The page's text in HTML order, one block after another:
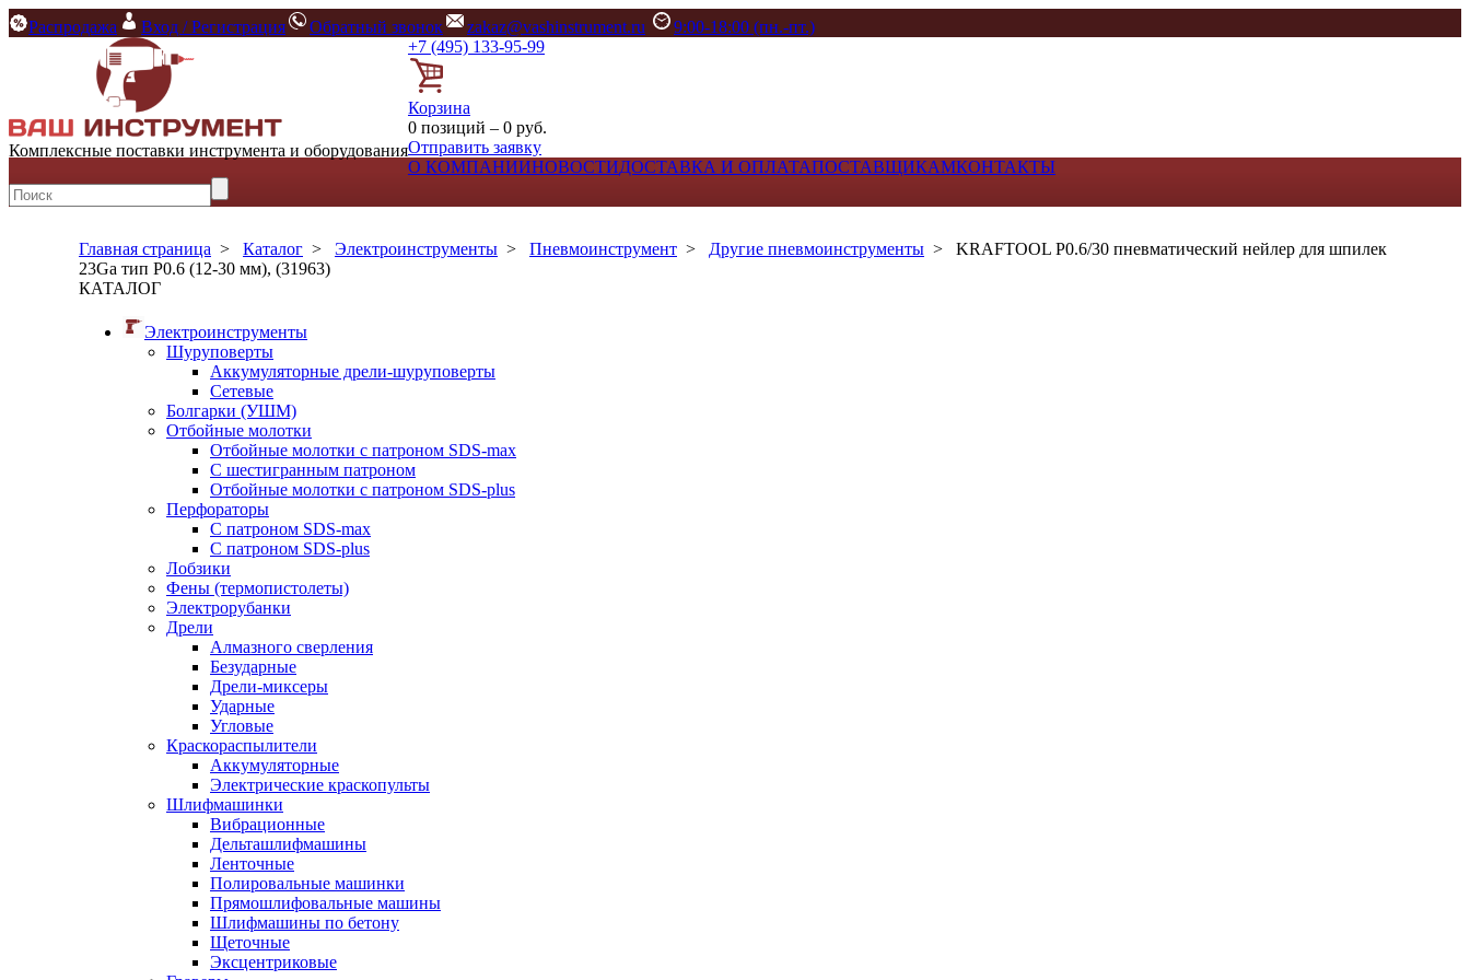
Распродажа Вход / Регистрация Обратный звонок zakaz@vashinstrument.ru 9:00-18:00 (пн.-пт.)
Комплексные поставки инструмента и оборудования
+7 (495) 133-95-99
Корзина
0 позиций – 0 руб.
Отправить заявку
О КОМПАНИИНОВОСТИДОСТАВКА И ОПЛАТАПОСТАВЩИКАМКОНТАКТЫ
Главная страница > Каталог > Электроинструменты > Пневмоинструмент > Другие пневмоинструменты > KRAFTOOL P0.6/30 пневматический нейлер для шпилек
23Ga тип P0.6 (12-30 мм), (31963)
КАТАЛОГ
Электроинструменты
Шуруповерты
Аккумуляторные дрели-шуруповерты
Сетевые
Болгарки (УШМ)
Отбойные молотки
Отбойные молотки с патроном SDS-max
С шестигранным патроном
Отбойные молотки с патроном SDS-plus
Перфораторы
С патроном SDS-max
С патроном SDS-plus
Лобзики
Фены (термопистолеты)
Электрорубанки
Дрели
Алмазного сверления
Безударные
Дрели-миксеры
Ударные
Угловые
Краскораспылители
Аккумуляторные
Электрические краскопульты
Шлифмашинки
Вибрационные
Дельташлифмашины
Ленточные
Полировальные машинки
Прямошлифовальные машины
Шлифмашины по бетону
Щеточные
Эксцентриковые